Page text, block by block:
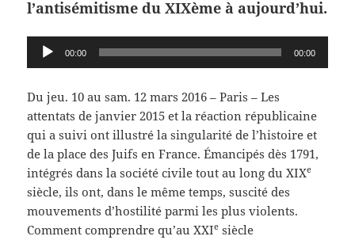
l’antisémitisme du XIXème à aujourd’hui.
Lecteur
audio
00:00 00:00
Du jeu. 10 au sam. 12 mars 2016 – Paris –Les
attentats de janvier 2015 et la réaction républicaine
qui a suivi ont illustré la singularité de l’histoire et
de la place des Juifs en France. Émancipés dès 1791,
intégrés dans la société civile tout au long du XIXe
siècle, ils ont, dans le même temps, suscité des
mouvements d’hostilité parmi les plus violents.
Comment comprendre qu’au XXIe siècle